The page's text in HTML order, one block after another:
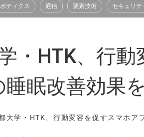
ティクス 通信 要素技術 セキュリテ
・HTK、行
眠改善効果
大学・HTK、行動変容を促すスマホ